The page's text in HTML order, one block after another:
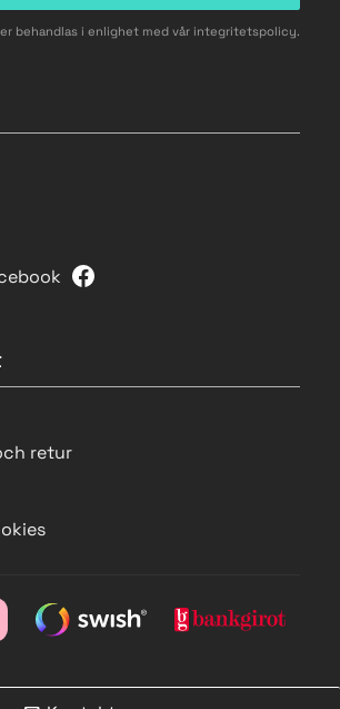
behandlas i enlighet med vår integritetspolicy.
retur